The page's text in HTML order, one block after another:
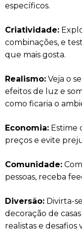
específicos.
Criatividade:
combinações, e
que mais gosta.
Realismo: Veja o
efeitos de luz e
como ficaria o
Economia: Estime
preços e evite
Comunidade:
pessoas, receba
Diversão: Divirta-
decoração de
realistas e desafios